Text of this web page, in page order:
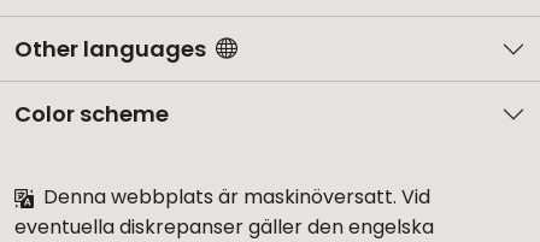
Other languages
Color scheme
Denna webbplats är maskinöversatt. Vid
eventuella diskrepanser gäller den engelska